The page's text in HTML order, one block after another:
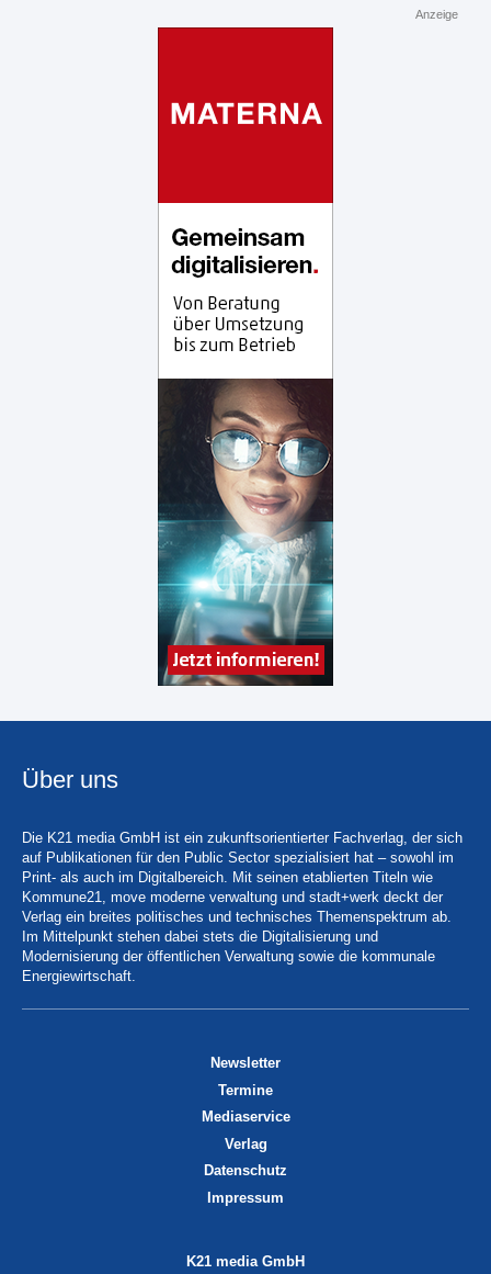
Anzeige
Über uns
Die K21 media GmbH ist ein zukunftsorientierter Fachverlag, der sich
auf Publikationen für den Public Sector spezialisiert hat – sowohl im
Print- als auch im Digitalbereich. Mit seinen etablierten Titeln wie
Kommune21, move moderne verwaltung und stadt+werk deckt der
Verlag ein breites politisches und technisches Themenspektrum ab.
Im Mittelpunkt stehen dabei stets die Digitalisierung und
Modernisierung der öffentlichen Verwaltung sowie die kommunale
Energiewirtschaft.
Newsletter
Termine
Mediaservice
Verlag
Datenschutz
Impressum
K21 media GmbH